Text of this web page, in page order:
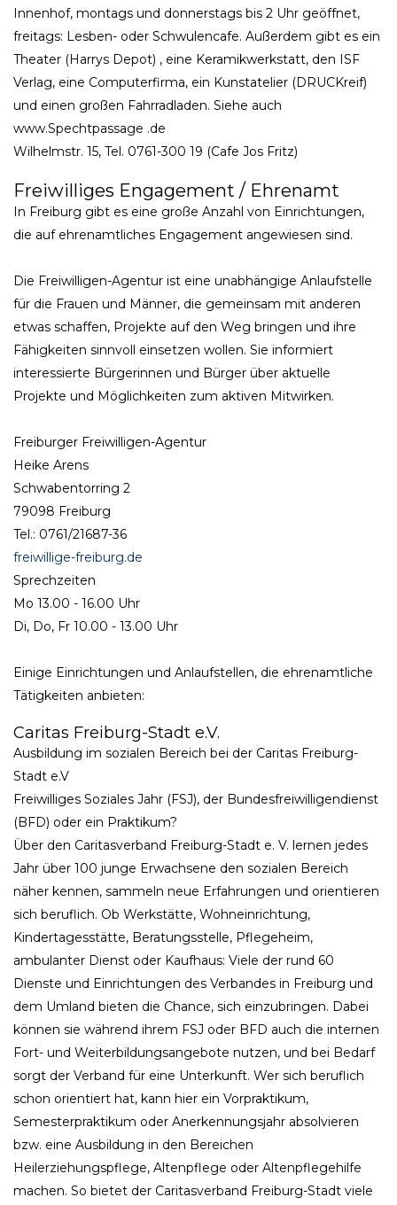
Innenhof, montags und donnerstags bis 2 Uhr geöffnet,
freitags: Lesben- oder Schwulencafe. Außerdem gibt es ein
Theater (Harrys Depot) , eine Keramikwerkstatt, den ISF
Verlag, eine Computerfirma, ein Kunstatelier (DRUCKreif)
und einen großen Fahrradladen. Siehe auch
www.Spechtpassage .de
Wilhelmstr. 15, Tel. 0761-300 19 (Cafe Jos Fritz)
Freiwilliges Engagement / Ehrenamt
In Freiburg gibt es eine große Anzahl von Einrichtungen,
die auf ehrenamtliches Engagement angewiesen sind.
Die Freiwilligen-Agentur ist eine unabhängige Anlaufstelle
für die Frauen und Männer, die gemeinsam mit anderen
etwas schaffen, Projekte auf den Weg bringen und ihre
Fähigkeiten sinnvoll einsetzen wollen. Sie informiert
interessierte Bürgerinnen und Bürger über aktuelle
Projekte und Möglichkeiten zum aktiven Mitwirken.
Freiburger Freiwilligen-Agentur
Heike Arens
Schwabentorring 2
79098 Freiburg
Tel.: 0761/21687-36
freiwillige-freiburg.de
Sprechzeiten
Mo 13.00 - 16.00 Uhr
Di, Do, Fr 10.00 - 13.00 Uhr
Einige Einrichtungen und Anlaufstellen, die ehrenamtliche
Tätigkeiten anbieten:
Caritas Freiburg-Stadt e.V.
Ausbildung im sozialen Bereich bei der Caritas Freiburg-
Stadt e.V
Freiwilliges Soziales Jahr (FSJ), der Bundesfreiwilligendienst
(BFD) oder ein Praktikum?
Über den Caritasverband Freiburg-Stadt e. V. lernen jedes
Jahr über 100 junge Erwachsene den sozialen Bereich
näher kennen, sammeln neue Erfahrungen und orientieren
sich beruflich. Ob Werkstätte, Wohneinrichtung,
Kindertagesstätte, Beratungsstelle, Pflegeheim,
ambulanter Dienst oder Kaufhaus: Viele der rund 60
Dienste und Einrichtungen des Verbandes in Freiburg und
dem Umland bieten die Chance, sich einzubringen. Dabei
können sie während ihrem FSJ oder BFD auch die internen
Fort- und Weiterbildungsangebote nutzen, und bei Bedarf
sorgt der Verband für eine Unterkunft. Wer sich beruflich
schon orientiert hat, kann hier ein Vorpraktikum,
Semesterpraktikum oder Anerkennungsjahr absolvieren
bzw. eine Ausbildung in den Bereichen
Heilerziehungspflege, Altenpflege oder Altenpflegehilfe
machen. So bietet der Caritasverband Freiburg-Stadt viele